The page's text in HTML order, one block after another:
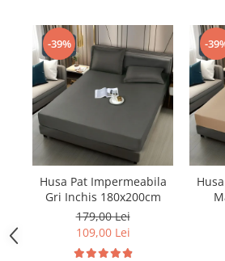
-39%
Husa Pat Impermeabila
Gri Inchis 180x200cm
179,00 Lei
109,00 Lei
-